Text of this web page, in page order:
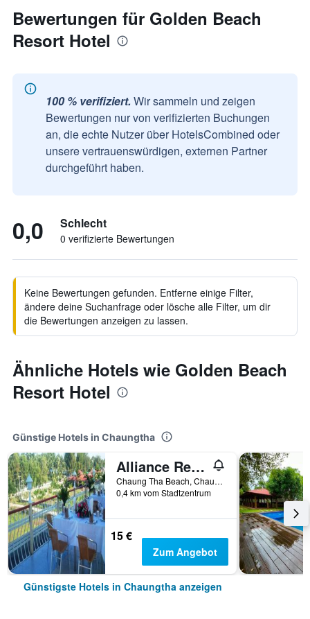
Bewertungen für Golden Beach
Resort Hotel
100 % verifiziert. Wir sammeln und zeigen
Bewertungen nur von verifizierten Buchungen
an, die echte Nutzer über HotelsCombined oder
unsere vertrauenswürdigen, externen Partner
durchgeführt haben.
0,0 Schlecht
0 verifizierte Bewertungen
Keine Bewertungen gefunden. Entferne einige Filter,
ändere deine Suchanfrage oder lösche alle Filter, um dir
die Bewertungen anzeigen zu lassen.
Ähnliche Hotels wie Golden Beach
Resort Hotel
Günstige Hotels in Chaungtha
Alliance Resort Hotel
Chaung Tha Beach, Chaungtha, Myanmar
0,4 km vom Stadtzentrum
15 €
Zum Angebot
Günstigste Hotels in Chaungtha anzeigen